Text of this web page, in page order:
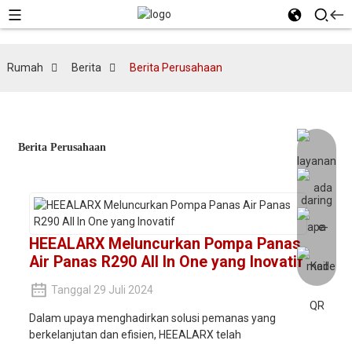
Rumah Berita Berita Perusahaan
Berita Perusahaan
HEEALARX Meluncurkan Pompa Panas
Air Panas R290 All In One yang Inovatif
Tanggal 29 Juli 2024
Dalam upaya menghadirkan solusi pemanas yang
berkelanjutan dan efisien, HEEALARX telah